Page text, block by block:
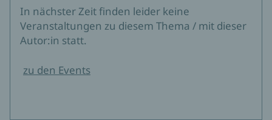
In nächster Zeit finden leider keine
Veranstaltungen zu diesem Thema / mit dieser
Autor:in statt.
zu den Events